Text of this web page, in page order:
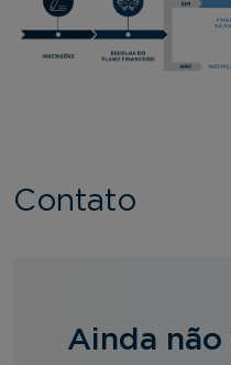
Contato
Ainda não